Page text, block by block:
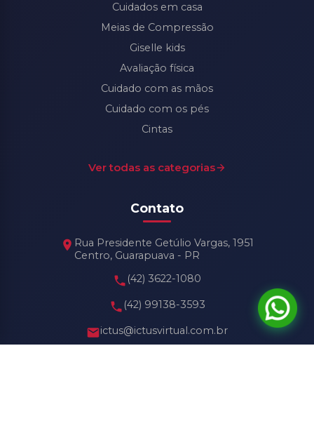
Cuidados em casa
Meias de Compressão
Giselle kids
Avaliação física
Cuidado com as mãos
Cuidado com os pés
Cintas
Ver todas as categorias
Contato
Rua Presidente Getúlio Vargas, 1951
Centro, Guarapuava - PR
(42) 3622-1080
(42) 99138-3593
ictus@ictusvirtual.com.br